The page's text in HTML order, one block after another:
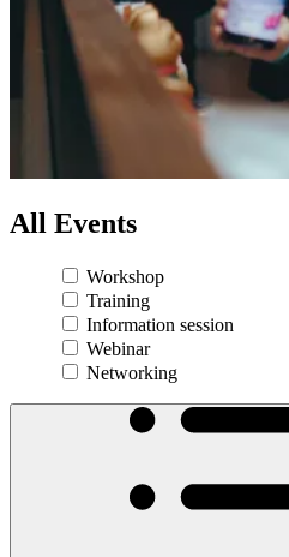
All Events
Workshop
Training
Information session
Webinar
Networking